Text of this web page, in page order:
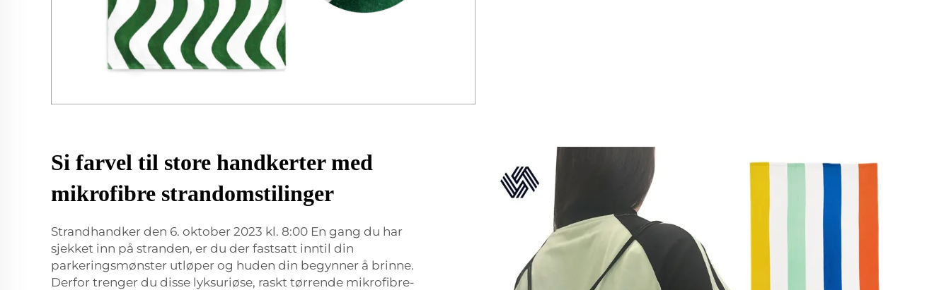
Si farvel til store handkerter med
mikrofibre strandomstilinger
Strandhandker den 6. oktober 2023 kl. 8:00 En gang du har
sjekket inn på stranden, er du der fastsatt inntil din
parkeringsmønster utløper og huden din begynner å brinne.
Derfor trenger du disse lyksuriøse, raskt tørrende mikrofibre-